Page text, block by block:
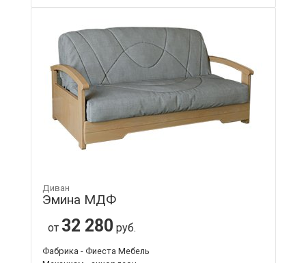
Диван
Эмина МДФ
от 32 280 руб.
Фабрика - Фиеста Мебель